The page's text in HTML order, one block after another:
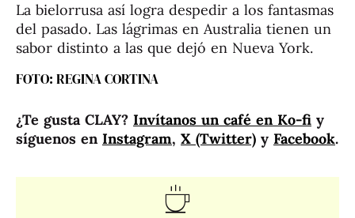
La bielorrusa así logra despedir a los fantasmas
del pasado. Las lágrimas en Australia tienen un
sabor distinto a las que dejó en Nueva York.
FOTO: REGINA CORTINA
¿Te gusta CLAY? Invítanos un café en Ko-fi y
síguenos en Instagram, X (Twitter) y Facebook.